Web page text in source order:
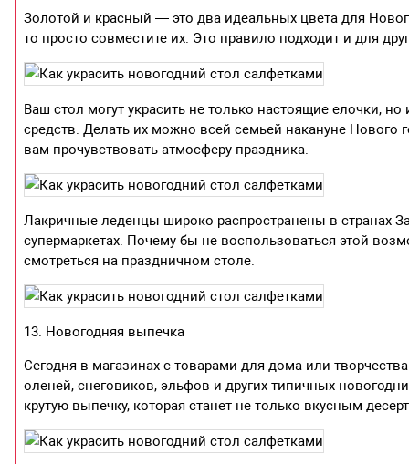
Золотой и красный — это два идеальных цвета для
то просто совместите их. Это правило подходит и для
Ваш стол могут украсить не только настоящие елочки,
средств. Делать их можно всей семьей накануне Нового
вам прочувствовать атмосферу праздника.
Лакричные леденцы широко распространены в странах
супермаркетах. Почему бы не воспользоваться этой
смотреться на праздничном столе.
13. Новогодняя выпечка
Сегодня в магазинах с товарами для дома или
оленей, снеговиков, эльфов и других типичных
крутую выпечку, которая станет не только вкусным